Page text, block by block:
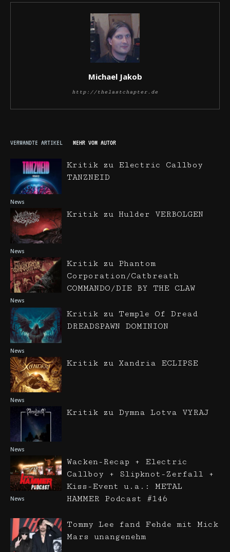
Michael Jakob
http://thelastchapter.de
VERWANDTE ARTIKEL MEHR VOM AUTOR
News
Kritik zu Electric Callboy
TANZNEID
News
Kritik zu Hulder VERBOLGEN
News
Kritik zu Phantom
Corporation/Catbreath
COMMANDO/DIE BY THE CLAW
News
Kritik zu Temple Of Dread
DREADSPAWN DOMINION
News
Kritik zu Xandria ECLIPSE
News
Kritik zu Dymna Lotva VYRAJ
News
Wacken-Recap + Electric
Callboy + Slipknot-Zerfall +
Kiss-Event u.a.: METAL
HAMMER Podcast #146
Tommy Lee fand Fehde mit Mick
Mars unangenehm